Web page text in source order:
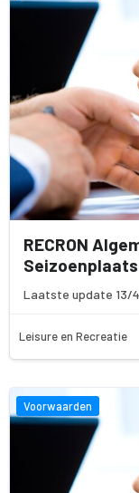
RECRON
Laatste update 13/
Leisure en Recreatie
Voorwaarden